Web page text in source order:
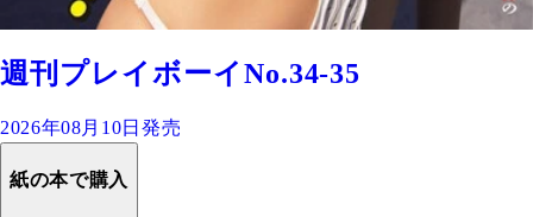
週刊プレイボーイNo.34-35
2026年08月10日発売
紙の本で購入